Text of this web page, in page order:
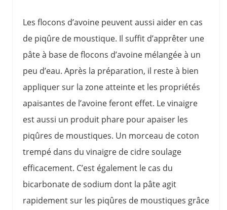
Les flocons d’avoine peuvent aussi aider en cas
de piqûre de moustique. Il suffit d’apprêter une
pâte à base de flocons d’avoine mélangée à un
peu d’eau. Après la préparation, il reste à bien
appliquer sur la zone atteinte et les propriétés
apaisantes de l’avoine feront effet. Le vinaigre
est aussi un produit phare pour apaiser les
piqûres de moustiques. Un morceau de coton
trempé dans du vinaigre de cidre soulage
efficacement. C’est également le cas du
bicarbonate de sodium dont la pâte agit
rapidement sur les piqûres de moustiques grâce